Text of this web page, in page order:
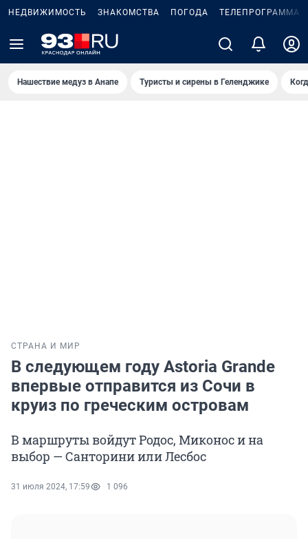
НЕДВИЖИМОСТЬ ЗНАКОМСТВА ПОГОДА ТЕЛЕПРОГРАММА
Нашествие медуз в Анапе Туристы и сирены в Геленджике
СТРАНА И МИР
В следующем году Astoria Grande
впервые отправится из Сочи в
круиз по греческим островам
В маршруты войдут Родос, Миконос и на
выбор — Санторини или Лесбос
31 июля 2024, 17:59 1 096